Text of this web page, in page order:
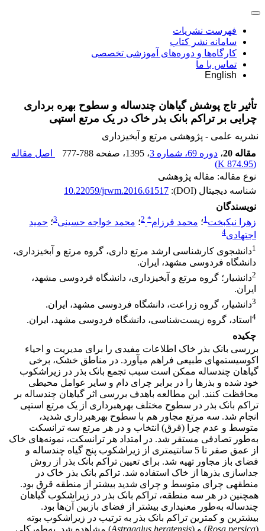
فهرست نشریات
سامانه نشر کتاب
کارگاه‌ها و دوره‌های آموزشی تخصصی
تماس با ما
English
تأثیر تاج پوشش گیاهان چندساله و سطوح بهره برداری
چرایی بر تراکم بانک بذر خاک در یک مرتع استپی
نشریه علمی - پژوهشی مرتع و آبخیزداری
مقاله 20
، دوره 69، شماره 3 ، 1395 ، صفحه 777-788
اصل مقاله
(
874.95 K
)
نوع مقاله: مقاله پژوهشی
شناسه دیجیتال (DOI):
10.22059/jrwm.2016.61517
نویسندگان
زهرا نیکبخت1؛ محمد فرزام*
2؛ محمد خواجه حسینی3؛ حمید
اجتهادی4
1دانشجوی کارشناسی ارشد مرتع داری، گروه مرتع و آبخیزداری،
دانشگاه فردوسی مشهد، ایران.
2دانشیار؛ گروه مرتع و آبخیزداری، دانشگاه فردوسی مشهد،
ایران.
3دانشیار، گروه زراعت، دانشگاه فردوسی مشهد، ایران.
4 استاد، گروه زیست‌شناسی، دانشگاه فردوسی مشهد، ایران.
چکیده
بررسی بانک بذر خاک اطلاعات مفیدی را برای مدیریت و احیاء
اکوسیستم­های طبیعی فراهم می­آورد. در مناطق خشک، برخی
گیاهان چندساله ممکن است سبب تجمع بانک بذر در زیراشکوب
خود شده و بذرها را در برابر چرای دام و سایر عوامل محیطی
محافظت کنند. این مطالعه باهدف بررسی اثر گیاهان چندساله بر
تراکم بانک بذر در سطوح مختلف بهره­برداری از یک مرتع استپی
انجام شد. سه مرتع مجاور هم با سطوح بهره­برداری شدید،
متوسط و عدم چرا (قرق) انتخاب و در هر مرتع سه ترانسکت
به‌طور تصادفی مستقر شد. در امتداد هر ترانسکت، نمونه‌های خاک
از عمق صفر تا 5 سانتی­متری از زیراشکوب پنج گیاه چندساله و
فضای باز مجاور تهیه شد. برای تعیین تراکم بانک بذر از روش
جداسازی بذرها از خاک استفاده شد. تراکم بانک بذر خاک در
منطقه­ی چرای متوسط و چرای شدید بیشتر از منطقه قرق بود.
همچنین در هر سه منطقه، تراکم بانک بذر در زیراشکوب گیاهان
چندساله به‌طور معنی­داری بیشتر از فضای بازبین آن‌ها بود.
بیشترین و کمترین تراکم بانک بذر به ترتیب در زیراشکوب بوته
(
Rosa persica) و (Astragalus heratensis) مشاهده شد. به‌طورکلی